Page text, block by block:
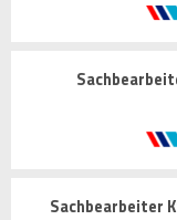
Sachbearbeiter